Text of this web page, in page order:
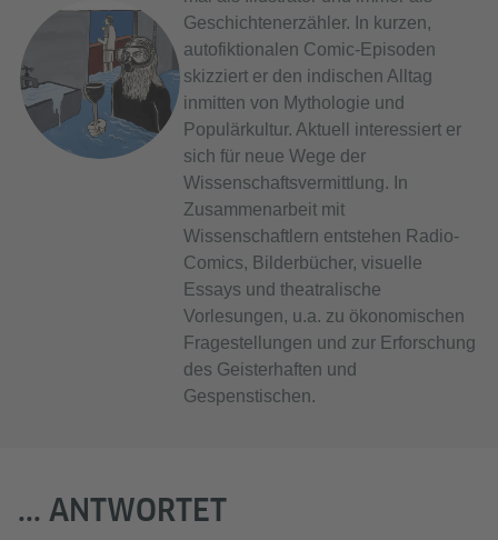
Geschichtenerzähler. In kurzen,
autofiktionalen Comic-Episoden
skizziert er den indischen Alltag
inmitten von Mythologie und
Populärkultur. Aktuell interessiert er
sich für neue Wege der
Wissenschaftsvermittlung. In
Zusammenarbeit mit
Wissenschaftlern entstehen Radio-
Comics, Bilderbücher, visuelle
Essays und theatralische
Vorlesungen, u.a. zu ökonomischen
Fragestellungen und zur Erforschung
des Geisterhaften und
Gespenstischen.
... ANTWORTET